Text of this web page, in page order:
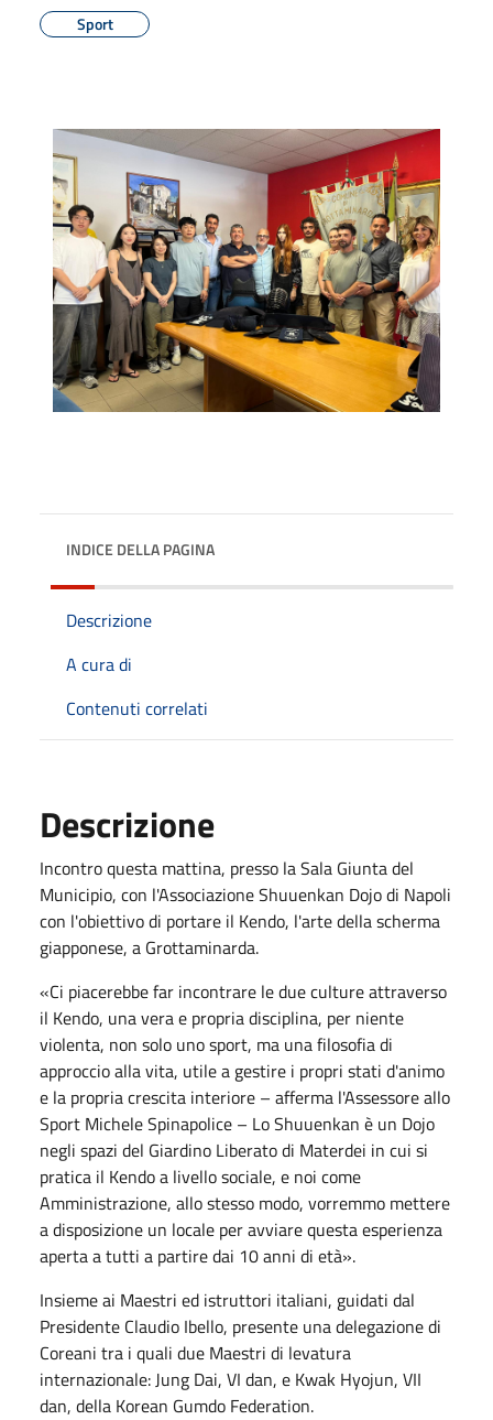
Sport
INDICE DELLA PAGINA
Descrizione
A cura di
Contenuti correlati
Descrizione
Incontro questa mattina, presso la Sala Giunta del
Municipio, con l'Associazione Shuuenkan Dojo di Napoli
con l'obiettivo di portare il Kendo, l'arte della scherma
giapponese, a Grottaminarda.
«Ci piacerebbe far incontrare le due culture attraverso
il Kendo, una vera e propria disciplina, per niente
violenta, non solo uno sport, ma una filosofia di
approccio alla vita, utile a gestire i propri stati d'animo
e la propria crescita interiore – afferma l'Assessore allo
Sport Michele Spinapolice – Lo Shuuenkan è un Dojo
negli spazi del Giardino Liberato di Materdei in cui si
pratica il Kendo a livello sociale, e noi come
Amministrazione, allo stesso modo, vorremmo mettere
a disposizione un locale per avviare questa esperienza
aperta a tutti a partire dai 10 anni di età».
Insieme ai Maestri ed istruttori italiani, guidati dal
Presidente Claudio Ibello, presente una delegazione di
Coreani tra i quali due Maestri di levatura
internazionale: Jung Dai, VI dan, e Kwak Hyojun, VII
dan, della Korean Gumdo Federation.